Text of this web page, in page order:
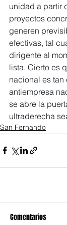
unidad a partir
proyectos
generen
efectivas, tal
dirigente al
lista. Cierto es
nacional es
antiempresa
se abre la
ultraderecha
San Fernando
Comentarios